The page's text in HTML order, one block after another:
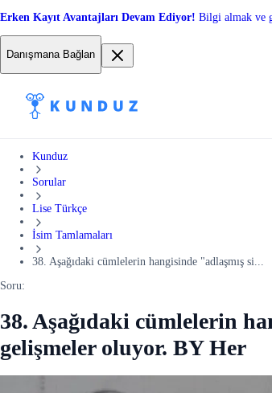
Erken Kayıt Avantajları Devam Ediyor! Bilgi almak ve
Danışmana Bağlan
Kunduz
Sorular
Lise Türkçe
İsim Tamlamaları
38. Aşağıdaki cümlelerin hangisinde "adlaşmış si...
Soru:
38. Aşağıdaki cümlelerin
gelişmeler oluyor. BY Her